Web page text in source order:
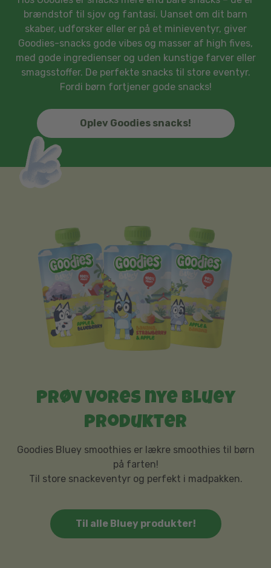
brændstof til sjov og fantasi. Uanset om dit barn
skaber, udforsker eller er på et minieventyr, giver
Goodies-snacks gode vibes og masser af high fives,
med gode ingredienser og uden kunstige farver eller
smagsstoffer. De perfekte snacks til store eventyr.
Fordi børn fortjener gode snacks!
Oplev Goodies snacks!
Prøv vores nye Bluey
produkter
Goodies Bluey smoothies er lækre smoothies til børn
på farten!
Til store snackeventyr og perfekt i madpakken.
Til alle Bluey produkter!